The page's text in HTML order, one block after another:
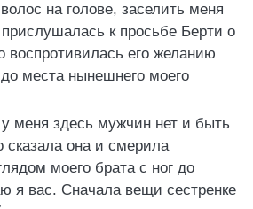
на голове, заселить меня
к просьбе Берти о
воспротивилась его желанию
места нынешнего моего
меня здесь мужчин нет и быть
она и смерила
моего брата с ног до
я вас. Сначала вещи сестренке